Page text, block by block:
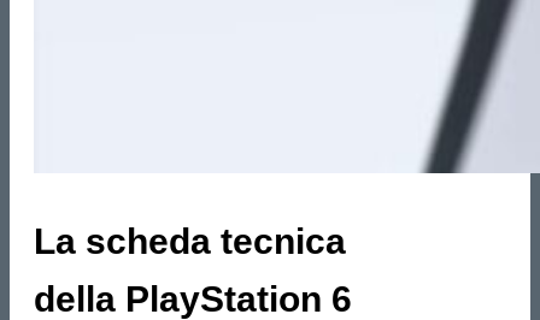
La scheda tecnica
della PlayStation 6